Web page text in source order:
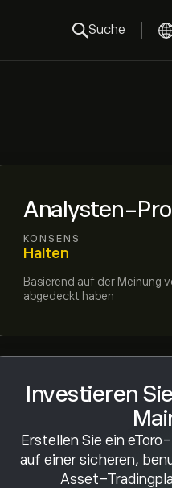
Suche
Analysten-
KONSENS
Halten
Basierend auf der Meinung
abgedeckt haben
Investieren
Erstellen Sie ein
auf einer sicheren,
Asset-